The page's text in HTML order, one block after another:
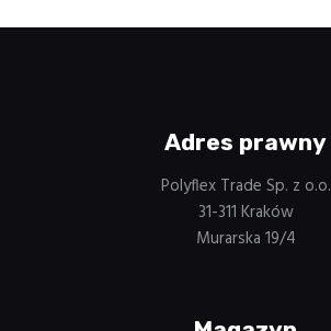
Adres prawny
Polyflex Trade Sp. z o.o.
31-311 Kraków
Murarska 19/4